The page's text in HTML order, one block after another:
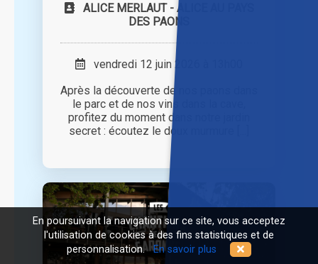
ALICE MERLAUT - ALICE AU PAYS
DES PAONS
vendredi 12 juin 2026 à 13h00
Après la découverte de nos paons dans
le parc et de nos vins dans la cave,
profitez du moment dans notre jardin
secret : écoutez le doux murmure [...]
En poursuivant la navigation sur ce site, vous acceptez
l'utilisation de cookies à des fins statistiques et de
personnalisation.En savoir plus